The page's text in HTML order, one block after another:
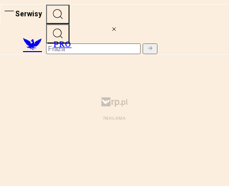
Serwisy
PRO